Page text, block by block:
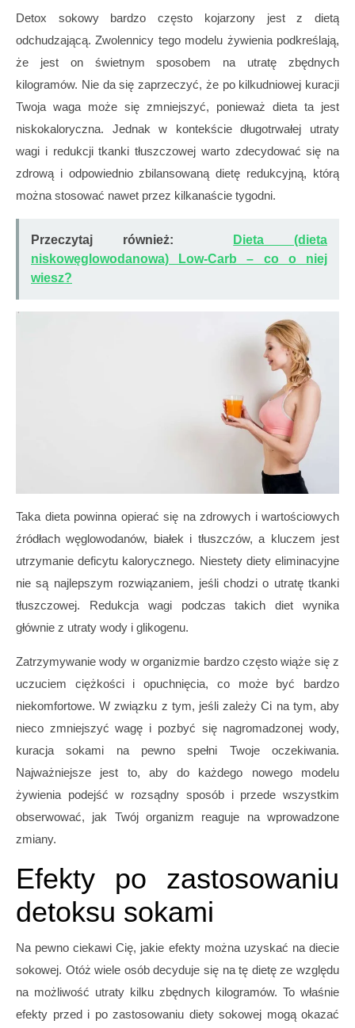
Detox sokowy bardzo często kojarzony jest z dietą
odchudzającą. Zwolennicy tego modelu żywienia podkreślają,
że jest on świetnym sposobem na utratę zbędnych
kilogramów. Nie da się zaprzeczyć, że po kilkudniowej kuracji
Twoja waga może się zmniejszyć, ponieważ dieta ta jest
niskokaloryczna. Jednak w kontekście długotrwałej utraty
wagi i redukcji tkanki tłuszczowej warto zdecydować się na
zdrową i odpowiednio zbilansowaną dietę redukcyjną, którą
można stosować nawet przez kilkanaście tygodni.
Przeczytaj również:
Dieta (dieta
niskowęglowodanowa) Low-Carb – co o niej
wiesz?
Taka dieta powinna opierać się na zdrowych i wartościowych
źródłach węglowodanów, białek i tłuszczów, a kluczem jest
utrzymanie deficytu kalorycznego. Niestety diety eliminacyjne
nie są najlepszym rozwiązaniem, jeśli chodzi o utratę tkanki
tłuszczowej. Redukcja wagi podczas takich diet wynika
głównie z utraty wody i glikogenu.
Zatrzymywanie wody w organizmie bardzo często wiąże się z
uczuciem ciężkości i opuchnięcia, co może być bardzo
niekomfortowe. W związku z tym, jeśli zależy Ci na tym, aby
nieco zmniejszyć wagę i pozbyć się nagromadzonej wody,
kuracja sokami na pewno spełni Twoje oczekiwania.
Najważniejsze jest to, aby do każdego nowego modelu
żywienia podejść w rozsądny sposób i przede wszystkim
obserwować, jak Twój organizm reaguje na wprowadzone
zmiany.
Efekty po zastosowaniu
detoksu sokami
Na pewno ciekawi Cię, jakie efekty można uzyskać na diecie
sokowej. Otóż wiele osób decyduje się na tę dietę ze względu
na możliwość utraty kilku zbędnych kilogramów. To właśnie
efekty przed i po zastosowaniu diety sokowej mogą okazać